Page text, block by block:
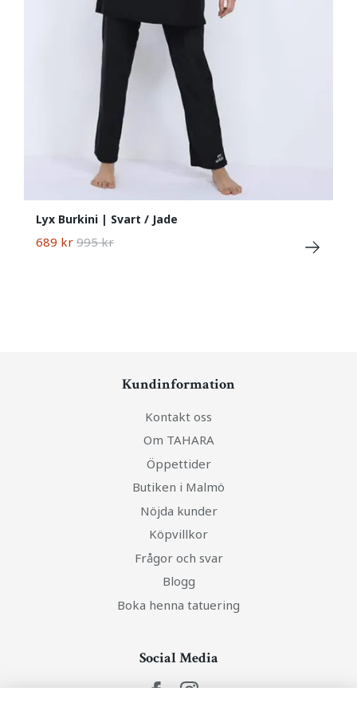
Lyx Burkini | Svart / Jade
689 kr 995 kr
Kundinformation
Kontakt oss
Om TAHARA
Öppettider
Butiken i Malmö
Nöjda kunder
Köpvillkor
Frågor och svar
Blogg
Boka henna tatuering
Social Media